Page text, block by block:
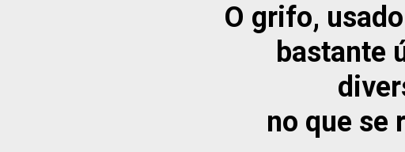
O grifo,
bastante
no que se